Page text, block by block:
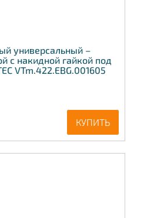
универсальный –
с накидной гайкой под
VTm.422.EBG.001605
КУПИТЬ